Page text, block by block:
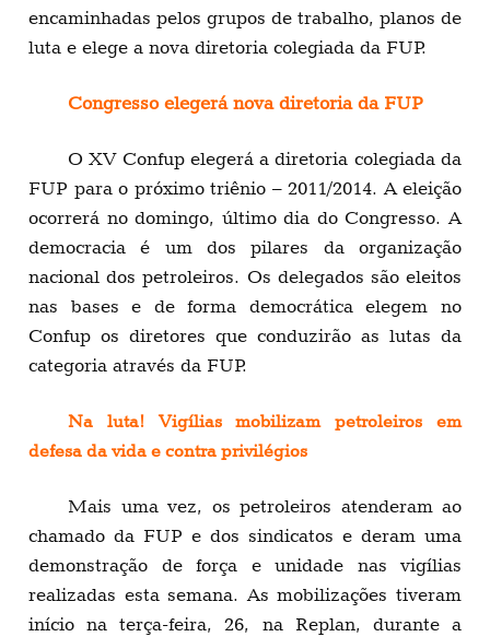
encaminhadas pelos grupos de trabalho, planos de
luta e elege a nova diretoria colegiada da FUP.
Congresso elegerá nova diretoria da FUP
O XV Confup elegerá a diretoria colegiada da
FUP para o próximo triênio – 2011/2014. A eleição
ocorrerá no domingo, último dia do Congresso. A
democracia é um dos pilares da organização
nacional dos petroleiros. Os delegados são eleitos
nas bases e de forma democrática elegem no
Confup os diretores que conduzirão as lutas da
categoria através da FUP.
Na luta! Vigílias mobilizam petroleiros em
defesa da vida e contra privilégios
Mais uma vez, os petroleiros atenderam ao
chamado da FUP e dos sindicatos e deram uma
demonstração de força e unidade nas vigílias
realizadas esta semana. As mobilizações tiveram
início na terça-feira, 26, na Replan, durante a